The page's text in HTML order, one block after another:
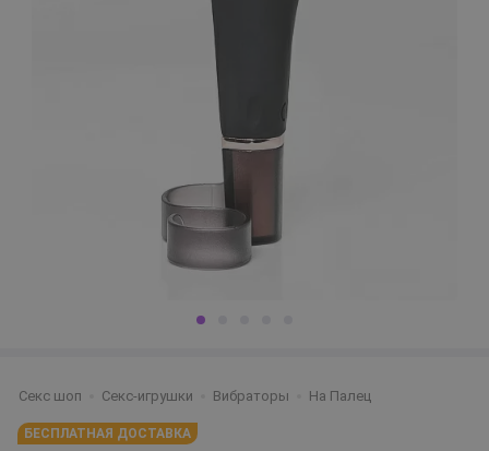
Секс шоп Секс-игрушки Вибраторы На Палец
БЕСПЛАТНАЯ ДОСТАВКА